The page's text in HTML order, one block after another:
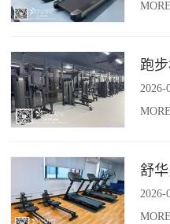
2026-
2026-